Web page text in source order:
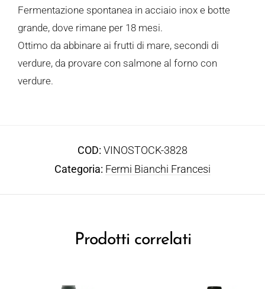
Fermentazione spontanea in acciaio inox e botte
grande, dove rimane per 18 mesi.
Ottimo da abbinare ai frutti di mare, secondi di
verdure, da provare con salmone al forno con
verdure.
COD: VINOSTOCK-3828
Categoria: Fermi Bianchi Francesi
Prodotti correlati